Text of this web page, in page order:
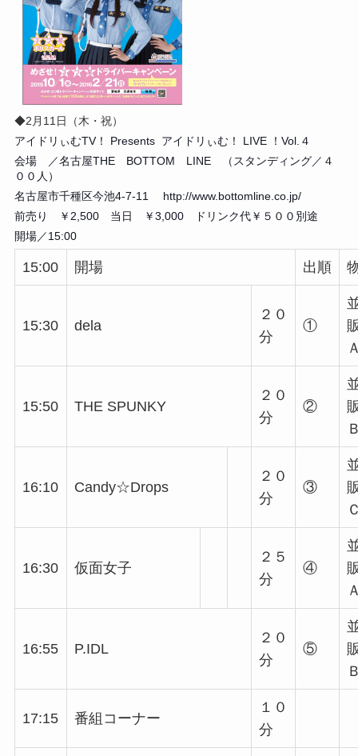
◆2月11日（木・祝）
アイドリぃむTV！ Presents アイドリぃむ！ LIVE ！Vol.４
会場 ／名古屋THE BOTTOM LINE （スタンディング／４
００人）
名古屋市千種区今池4-7-11 http://www.bottomline.co.jp/
前売り ￥2,500 当日 ￥3,000 ドリンク代￥５００別途
開場／15:00
15:00 開場 出順
15:30 dela
２０
分
①
15:50 THE SPUNKY
２０
分
②
16:10 Candy☆Drops
２０
分
③
16:30 仮面女子
２５
分
④
16:55 P.IDL
２０
分
⑤
17:15 番組コーナー
１０
分